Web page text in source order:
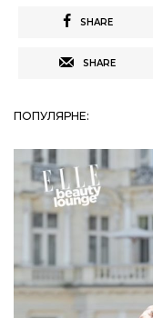
SHARE
SHARE
ПОПУЛЯРНЕ: